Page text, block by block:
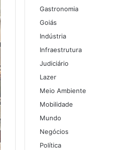
Gastronomia
Goiás
Indústria
Infraestrutura
Judiciário
Lazer
Meio Ambiente
Mobilidade
Mundo
Negócios
Política